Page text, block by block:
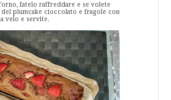
fatelo raffreddare e se volete
plumcake cioccolato e fragole con
velo e servite.